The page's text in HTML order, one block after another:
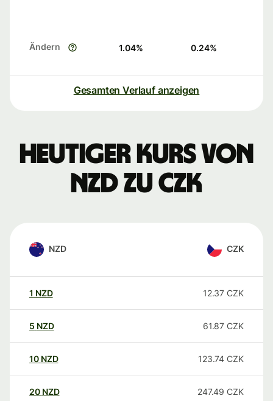
Ändern 1.04% 0.24%
Gesamten Verlauf anzeigen
Heutiger Kurs von
NZD zu CZK
NZD CZK
1 NZD 12.37 CZK
5 NZD 61.87 CZK
10 NZD 123.74 CZK
20 NZD 247.49 CZK